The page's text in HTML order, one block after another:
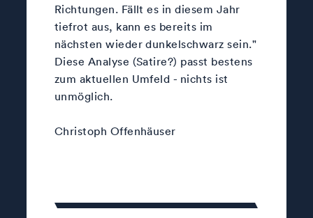
Richtungen. Fällt es in diesem Jahr
tiefrot aus, kann es bereits im
nächsten wieder dunkelschwarz sein."
Diese Analyse (Satire?) passt bestens
zum aktuellen Umfeld - nichts ist
unmöglich.
Christoph Offenhäuser